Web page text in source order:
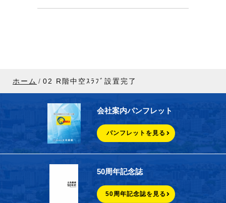
ホーム 02 R階中空ｽﾗﾌﾞ設置完了
会社案内パンフレット
パンフレットを見る
50周年記念誌
50周年記念誌を見る